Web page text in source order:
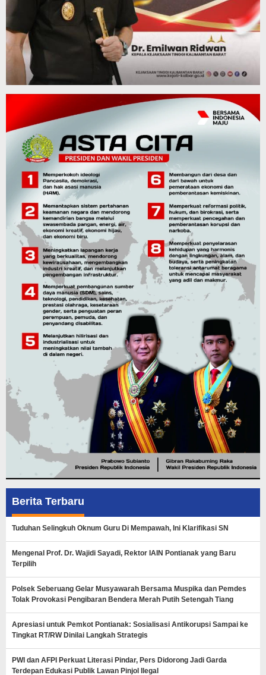
Berita Terbaru
Tuduhan Selingkuh Oknum Guru Di Mempawah, Ini Klarifikasi SN
Mengenal Prof. Dr. Wajidi Sayadi, Rektor IAIN Pontianak yang Baru
Terpilih
Polsek Seberuang Gelar Musyawarah Bersama Muspika dan Pemdes
Tolak Provokasi Pengibaran Bendera Merah Putih Setengah Tiang
Apresiasi untuk Pemkot Pontianak: Sosialisasi Antikorupsi Sampai ke
Tingkat RT/RW Dinilai Langkah Strategis
PWI dan AFPI Perkuat Literasi Pindar, Pers Didorong Jadi Garda
Terdepan Edukasi Publik Lawan Pinjol Ilegal